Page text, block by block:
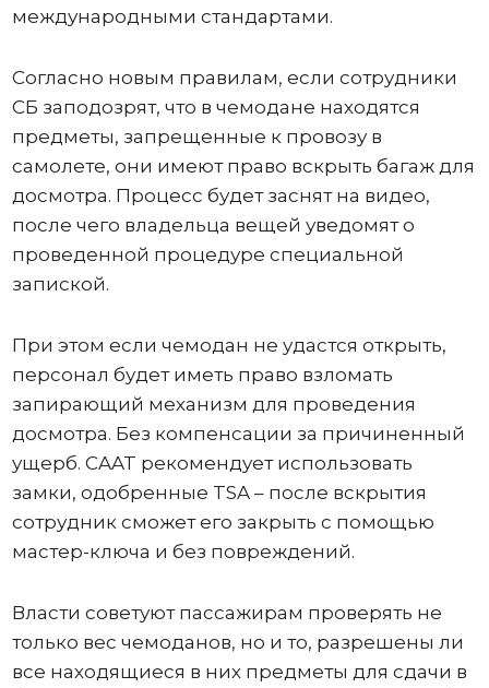
международными стандартами.
Согласно новым правилам, если сотрудники
СБ заподозрят, что в чемодане ​​находятся
предметы, запрещенные к провозу в
самолете, они имеют право вскрыть багаж для
досмотра. Процесс будет заснят на видео,
после чего владельца вещей уведомят о
проведенной процедуре специальной
запиской.
При этом если чемодан не удастся открыть,
персонал будет иметь право взломать
запирающий механизм для проведения
досмотра. Без компенсации за причиненный
ущерб. CAAT рекомендует использовать
замки, одобренные TSA – после вскрытия
сотрудник сможет его закрыть с помощью
мастер-ключа и без повреждений.
Власти советуют пассажирам проверять не
только вес чемоданов, но и то, разрешены ли
все находящиеся в них предметы для сдачи в